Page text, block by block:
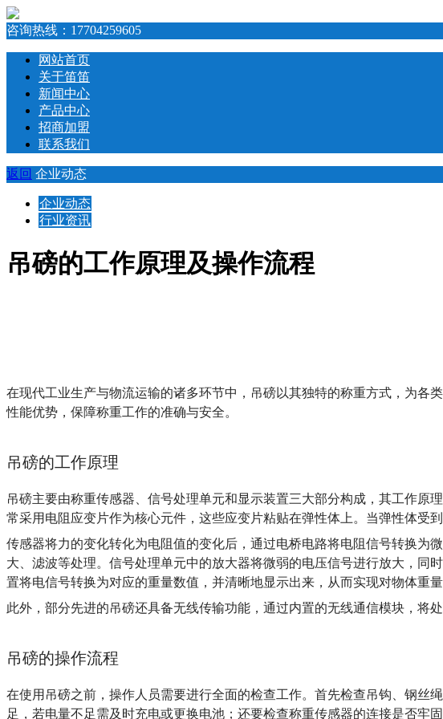
咨询热线： 17704259605
网站首页
关于笛笛
新闻中心
产品中心
招商加盟
联系我们
返回 企业动态
企业动态
行业资讯
吊磅的工作原理及操作流程
在现代工业生产与物流运输的诸多环节中，吊磅以其独特的称重方式，为
性能优势，保障称重工作的准确与安全。
吊磅的工作原理
吊磅主要由称重传感器、信号处理单元和显示装置三大部分构成，其工作
常采用电阻应变片作为核心元件，这些应变片粘贴在弹性体上。当弹性体受
传感器将力的变化转化为电阻值的变化后，通过电桥电路将电阻信号转换
大、滤波等处理。信号处理单元中的放大器将微弱的电压信号进行放大，
置将电信号转换为对应的重量数值，并清晰地显示出来，从而实现对物体重量
此外，部分先进的吊磅还具备无线传输功能，通过内置的无线通信模块，将
吊磅的操作流程
在使用吊磅之前，操作人员需要进行全面的检查工作。首先检查吊钩、钢
足，若电量不足需及时充电或更换电池；还要检查称重传感器的连接是否牢